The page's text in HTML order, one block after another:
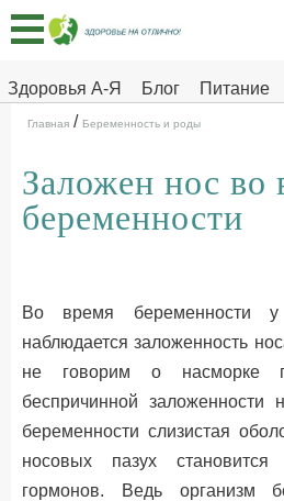
Здоровья А-Я Блог Питание
Здоровье на
Главная
Тесты
Про
ДЕТЯМ
Главная / Беременность и роды
Заложен нос во
беременности
Во время беременности
наблюдается заложенность
не говорим о насморке
беспричинной
беременности слизистая
носовых пазух
гормонов. Ведь организм